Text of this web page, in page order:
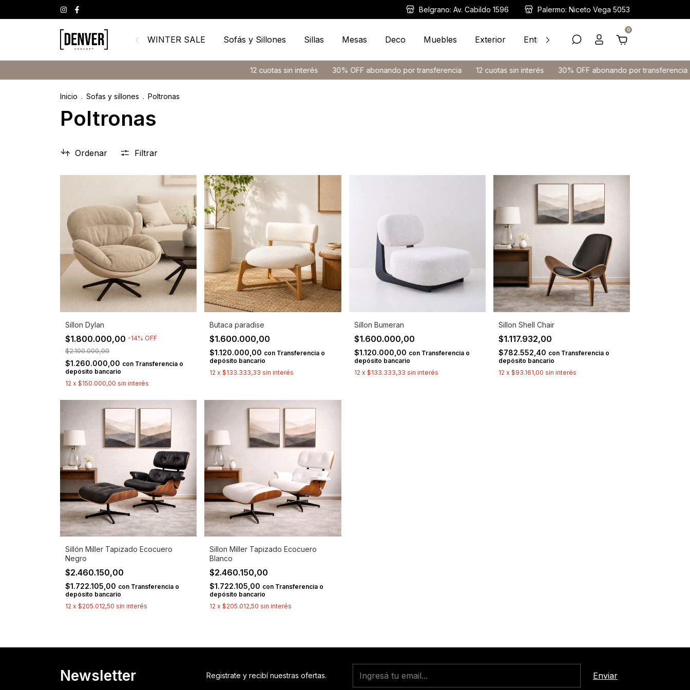
Belgrano: Av. Cabildo 1596 Palermo: Niceto Vega 5053
WINTER SALE Sofás y Sillones Sillas Mesas Deco Muebles Exterior Entrega Inmediata Ayuda
0
12 cuotas sin interés 30% OFF abonando por transferencia 12 cuotas sin interés 30% OFF abonando por transferencia 12
Inicio . Sofas y sillones . Poltronas
Poltronas
Ordenar Filtrar
Sillon Dylan
$1.800.000,00 -14% OFF
$2.100.000,00
$1.260.000,00 con Transferencia o
depósito bancario
12 x $150.000,00 sin interés
Butaca paradise
$1.600.000,00
$1.120.000,00 con Transferencia o
depósito bancario
12 x$133.333,33 sin interés
Sillon Bumeran
$1.600.000,00
$1.120.000,00 con Transferencia o
depósito bancario
12 x $133.333,33 sin interés
Sillon Shell Chair
$1.117.932,00
$782.552,40 con Transferencia o
depósito bancario
12 x $93.161,00 sin interés
Sillón Miller Tapizado Ecocuero
Negro
$2.460.150,00
$1.722.105,00 con Transferencia o
depósito bancario
12 x $205.012,50 sin interés
Sillon Miller Tapizado Ecocuero
Blanco
$2.460.150,00
$1.722.105,00 con Transferencia o
depósito bancario
12 x$205.012,50 sin interés
Newsletter Registrate y recibí nuestras ofertas.